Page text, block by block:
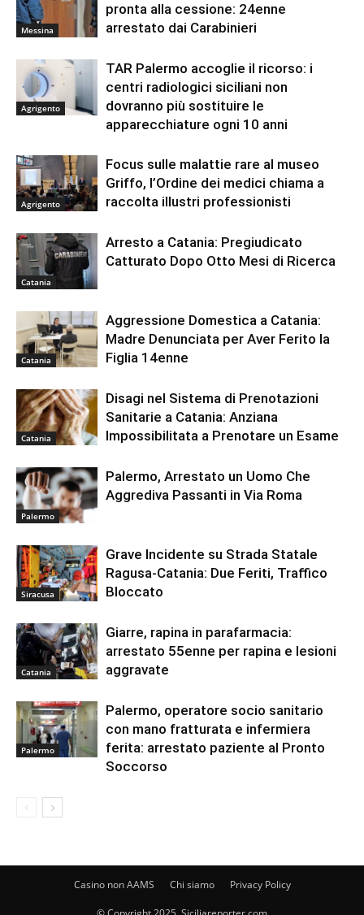
Messina
pronta alla cessione: 24enne
arrestato dai Carabinieri
Agrigento
TAR Palermo accoglie il ricorso: i
centri radiologici siciliani non
dovranno più sostituire le
apparecchiature ogni 10 anni
Agrigento
Focus sulle malattie rare al museo
Griffo, l’Ordine dei medici chiama a
raccolta illustri professionisti
Catania
Arresto a Catania: Pregiudicato
Catturato Dopo Otto Mesi di Ricerca
Catania
Aggressione Domestica a Catania:
Madre Denunciata per Aver Ferito la
Figlia 14enne
Catania
Disagi nel Sistema di Prenotazioni
Sanitarie a Catania: Anziana
Impossibilitata a Prenotare un Esame
Palermo
Palermo, Arrestato un Uomo Che
Aggrediva Passanti in Via Roma
Siracusa
Grave Incidente su Strada Statale
Ragusa-Catania: Due Feriti, Traffico
Bloccato
Catania
Giarre, rapina in parafarmacia:
arrestato 55enne per rapina e lesioni
aggravate
Palermo
Palermo, operatore socio sanitario
con mano fratturata e infermiera
ferita: arrestato paziente al Pronto
Soccorso
Casino non AAMS Chi siamo Privacy Policy